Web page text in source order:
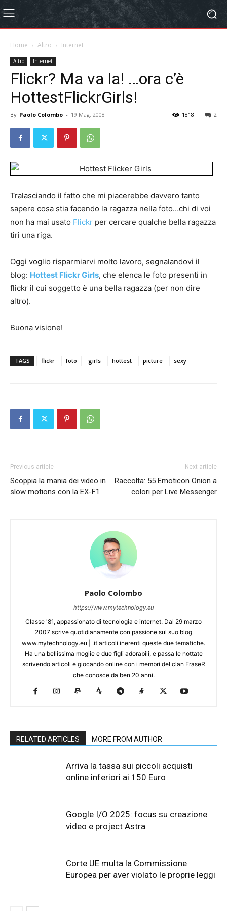
Home Altro Internet
Altro Internet
Flickr? Ma va la! …ora c’è
HottestFlickrGirls!
By Paolo Colombo - 19 Mag, 2008 2
1818
Tralasciando il fatto che mi piacerebbe davvero tanto
sapere cosa stia facendo la ragazza nella foto…chi di voi
non ha mai usato Flickr per cercare qualche bella ragazza
tiri una riga.
Oggi voglio risparmiarvi molto lavoro, segnalandovi il
blog: Hottest Flickr Girls, che elenca le foto presenti in
flickr il cui soggetto è una bella ragazza (per non dire
altro).
Buona visione!
TAGS flickr foto girls hottest picture sexy
Previous article
Scoppia la mania dei video in
slow motions con la EX-F1
Next article
Raccolta: 55 Emoticon Onion a
colori per Live Messenger
Paolo Colombo
https://www.mytechnology.eu
Classe '81, appassionato di tecnologia e internet. Dal 29 marzo
2007 scrive quotidianamente con passione sul suo blog
www.mytechnology.eu | .it articoli inerenti queste due tematiche.
Ha una bellissima moglie e due figli adorabili, e passa le nottate
scrivendo articoli e giocando online con i membri del clan EraseR
che conosce da ben 20 anni.
RELATED ARTICLES MORE FROM AUTHOR
Arriva la tassa sui piccoli acquisti
online inferiori ai 150 Euro
Google I/O 2025: focus su creazione
video e project Astra
Corte UE multa la Commissione
Europea per aver violato le proprie leggi